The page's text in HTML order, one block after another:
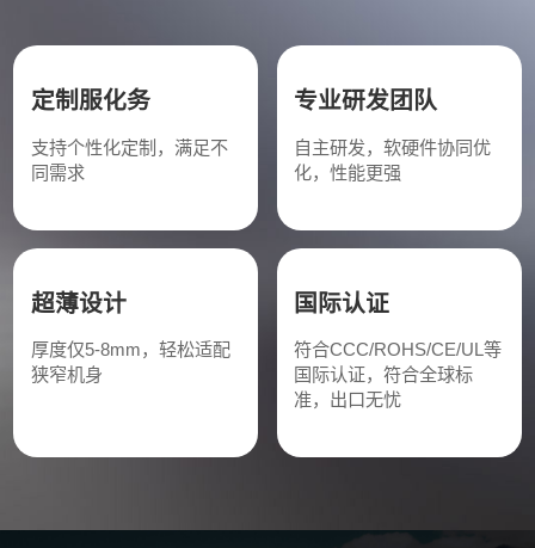
定制服化务
支持个性化定制，满足不
同需求
专业研发团队
自主研发，软硬件协同优
化，性能更强
超薄设计
厚度仅5-8mm，轻松适配
狭窄机身
国际认证
符合CCC/ROHS/CE/UL等
国际认证，符合全球标
准，出口无忧